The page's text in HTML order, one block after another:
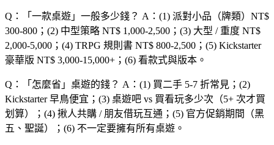
Q：「 一款桌遊 」一般多少錢？ A：(1) 派對小品（牌類）NT$
300-800；(2) 中型策略 NT$ 1,000-2,500；(3) 大型 / 重度 NT$
2,000-5,000；(4) TRPG 規則書 NT$ 800-2,500；(5) Kickstarter
豪華版 NT$ 3,000-15,000+；(6) 看款式與版本。
Q：「 怎麼省 」桌遊的錢？ A：(1) 買二手 5-7 折常見；(2)
Kickstarter 早鳥便宜；(3) 桌遊吧 vs 買看玩多少次（5+ 次才買
划算）；(4) 揪人共購 / 朋友借玩互通；(5) 官方促銷期間（黑
五、聖誕）；(6) 不一定要擁有所有桌遊。